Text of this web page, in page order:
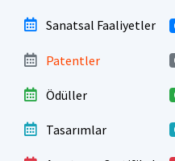
Sanatsal Faaliyetler
Patentler
Ödüller
Tasarımlar